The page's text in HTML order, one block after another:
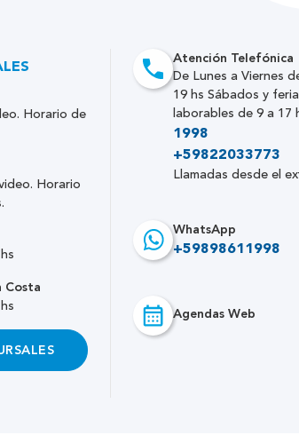
Atención Telefónica
De Lunes a Viernes
19 hs Sábados y
laborables de 9 a 17
1998
+59822033773
Llamadas desde el
WhatsApp
+59898611998
Agendas Web
Horario de
Horario
Costa